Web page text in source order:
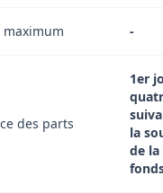
-
des parts
1er
la
de